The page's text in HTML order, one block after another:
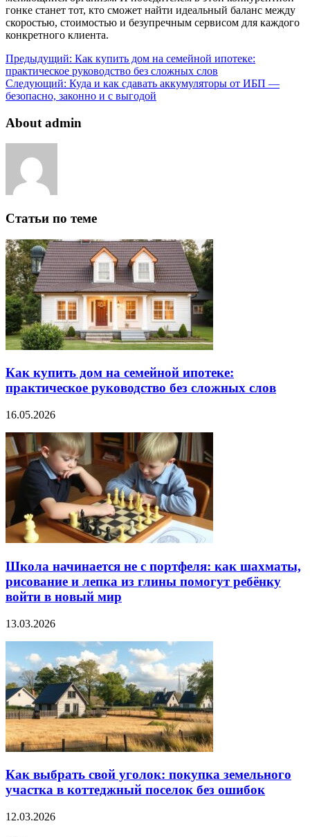
гонке станет тот, кто сможет найти идеальный баланс между
скоростью, стоимостью и безупречным сервисом для каждого
конкретного клиента.
Предыдущий: Как купить дом на семейной ипотеке:
практическое руководство без сложных слов
Следующий: Куда и как сдавать аккумуляторы от ИБП —
безопасно, законно и с выгодой
About admin
Статьи по теме
Как купить дом на семейной ипотеке:
практическое руководство без сложных слов
16.05.2026
Школа начинается не с портфеля: как шахматы,
рисование и лепка из глины помогут ребёнку
войти в новый мир
13.03.2026
Как выбрать свой уголок: покупка земельного
участка в коттеджный поселок без ошибок
12.03.2026